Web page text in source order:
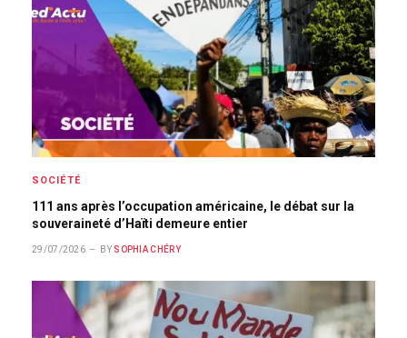
SOCIÉTÉ
111 ans après l’occupation américaine, le débat sur la
souveraineté d’Haïti demeure entier
29/07/2026 BY SOPHIA CHÉRY